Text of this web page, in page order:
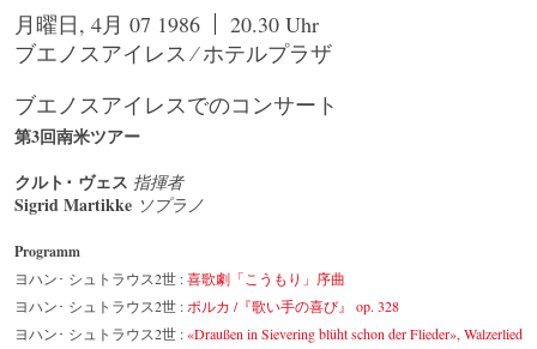
月曜日, 4月 07 1986
20.30 Uhr
ブエノスアイレス ⁄ ホテルプラザ
ブエノスアイレスでのコンサート
第3回南米ツアー
クルト･ ヴェス 指揮者
Sigrid Martikke ソプラノ
Programm
ヨハン･ シュトラウス2世 :喜歌劇「こうもり」序曲
ヨハン･ シュトラウス2世 : ポルカ /『歌い手の喜び』 op. 328
ヨハン･ シュトラウス2世 :«Draußen in Sievering blüht schon der Flieder», Walzerlied